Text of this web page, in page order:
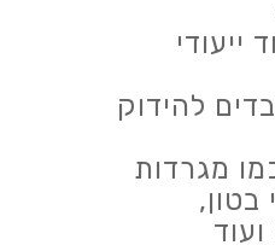
ייעודי
להידוק
מגרדות
בטון,